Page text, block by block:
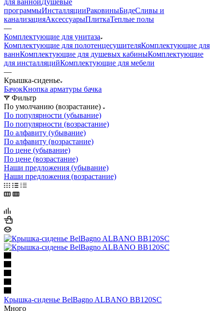
программыИнсталляцииРаковиныБидеСливы и
канализацияАксессуарыПлиткаТеплые полы
—
Комплектующие для унитаза
Комплектующие для полотенцесушителяКомплектующие для
ваннКомплектующие для душевых кабиныКомплектующие
для инсталляцийКомплектующие для мебели
—
Крышка-сиденье
БачокКнопка арматуры бачка
Фильтр
По умолчанию (возрастание)
По популярности (убывание)
По популярности (возрастание)
По алфавиту (убывание)
По алфавиту (возрастание)
По цене (убывание)
По цене (возрастание)
Наши предложения (убывание)
Наши предложения (возрастание)
Крышка-сиденье BelBagno ALBANO BB120SC
Много